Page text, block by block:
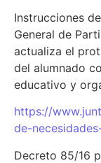
Instrucciones
General de
actualiza el
del alumnado
educativo y
https://
de-
Decreto 85/16